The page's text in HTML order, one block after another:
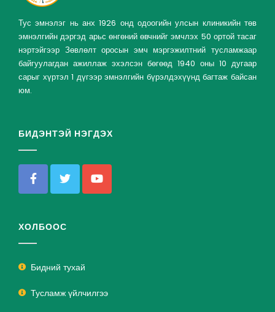
Тус эмнэлэг нь анх 1926 онд одоогийн улсын клиникийн төв
эмнэлгийн дэргэд арьс өнгөний өвчнийг эмчлэх 50 ортой тасаг
нэртэйгээр Зөвлөлт оросын эмч мэргэжилтний тусламжаар
байгуулагдан ажиллаж эхэлсэн бөгөөд 1940 оны 10 дугаар
сарыг хүртэл 1 дүгээр эмнэлгийн бүрэлдэхүүнд багтаж байсан
юм.
БИДЭНТЭЙ НЭГДЭХ
ХОЛБООС
Бидний тухай
Тусламж үйлчилгээ